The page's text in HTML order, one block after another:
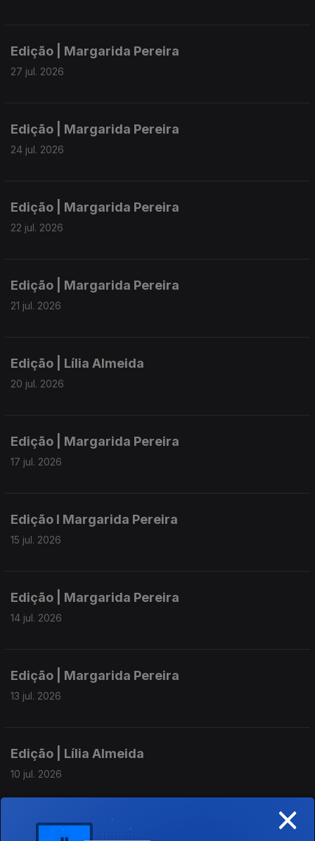
Edição | Margarida Pereira
27 jul. 2026
Edição | Margarida Pereira
24 jul. 2026
Edição | Margarida Pereira
22 jul. 2026
Edição | Margarida Pereira
21 jul. 2026
Edição | Lília Almeida
20 jul. 2026
Edição | Margarida Pereira
17 jul. 2026
Edição I Margarida Pereira
15 jul. 2026
Edição | Margarida Pereira
14 jul. 2026
Edição | Margarida Pereira
13 jul. 2026
Edição | Lília Almeida
10 jul. 2026
Edição | Lília Almeida ×